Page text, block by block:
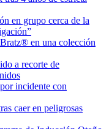
en grupo cerca de la
en una colección
a recorte de
incidente con
caer en peligrosas